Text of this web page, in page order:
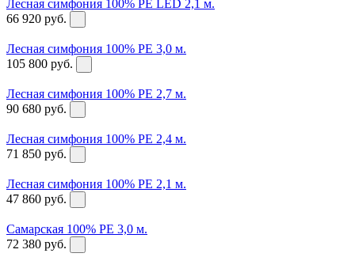
Лесная симфония 100% PE LED 2,1 м.
66 920 руб.
Лесная симфония 100% PE 3,0 м.
105 800 руб.
Лесная симфония 100% PE 2,7 м.
90 680 руб.
Лесная симфония 100% PE 2,4 м.
71 850 руб.
Лесная симфония 100% PE 2,1 м.
47 860 руб.
Самарская 100% PE 3,0 м.
72 380 руб.